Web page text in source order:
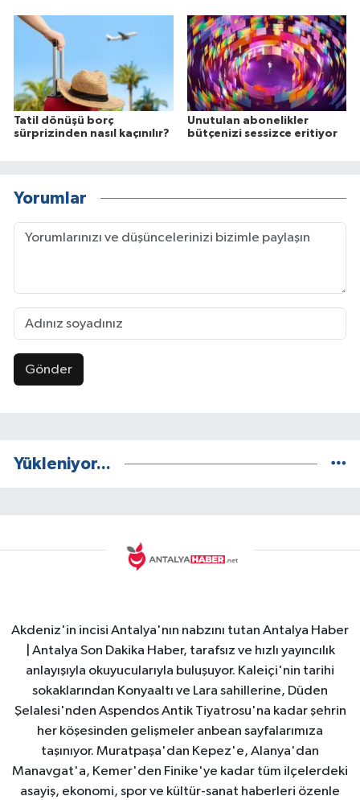
Tatil dönüşü borç
sürprizinden nasıl kaçınılır?
Unutulan abonelikler
bütçenizi sessizce eritiyor
Yorumlar
Gönder
Yükleniyor...
Akdeniz'in incisi Antalya'nın nabzını tutan Antalya Haber
| Antalya Son Dakika Haber, tarafsız ve hızlı yayıncılık
anlayışıyla okuyucularıyla buluşuyor. Kaleiçi'nin tarihi
sokaklarından Konyaaltı ve Lara sahillerine, Düden
Şelalesi'nden Aspendos Antik Tiyatrosu'na kadar şehrin
her köşesinden gelişmeler anbean sayfalarımıza
taşınıyor. Muratpaşa'dan Kepez'e, Alanya'dan
Manavgat'a, Kemer'den Finike'ye kadar tüm ilçelerdeki
asayiş, ekonomi, spor ve kültür-sanat haberleri özenle